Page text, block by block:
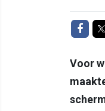
Voor